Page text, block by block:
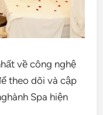
về công nghệ
theo dõi và cập
Spa hiện